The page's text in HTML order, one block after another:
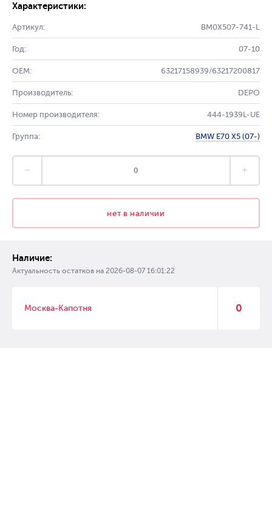
Характеристики:
Артикул: BM0X507-741-L
Год: 07-10
OEM: 63217158939/63217200817
Производитель: DEPO
Номер производителя: 444-1939L-UE
Группа: BMW E70 X5 (07-)
нет в наличии
Наличие:
Актуальность остатков на 2026-08-07 16:01:22
Москва-Капотня 0